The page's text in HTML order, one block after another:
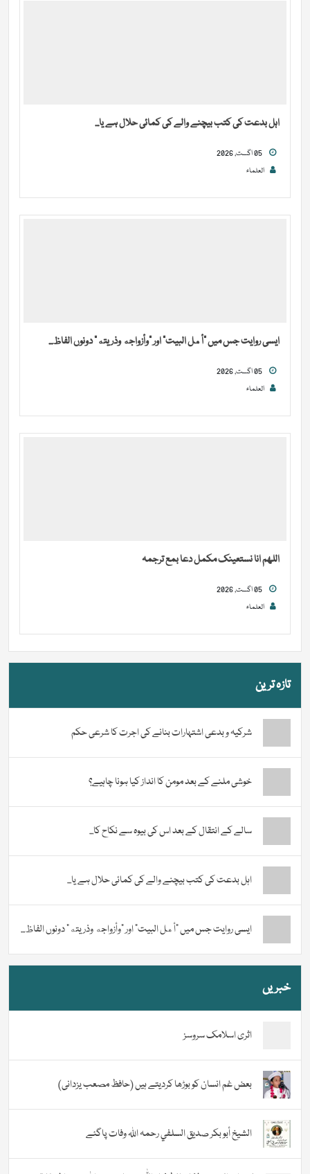
اہل بدعت کی کتب بیچنے والے کی کمائی حلال ہے یا...
العلماء
ایسی روایت جس میں “أهل البيت” اور “وأزواجه وذريته” دونوں الفاظ...
العلماء
اللھم انا نستعینک مکمل دعا بمع ترجمہ
العلماء
تازہ ترین
شرکیہ و بدعی اشتہارات بنانے کی اجرت کا شرعی حکم
خوشی ملنے کے بعد مومن کا انداز کیا ہونا چاہیے؟
سالے کے انتقال کے بعد اس کی بیوہ سے نکاح کا...
اہل بدعت کی کتب بیچنے والے کی کمائی حلال ہے یا...
ایسی روایت جس میں “أهل البيت” اور “وأزواجه وذريته” دونوں الفاظ...
خبریں
اثری اسلامک سروسز
بعض غم انسان کو بوڑھا کردیتے ہیں (حافظ مصعب یزدانی)
الشيخ أبو بكر صديق السلفي رحمہ اللہ وفات پاگئے